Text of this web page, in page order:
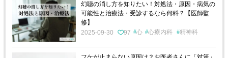
幻聴の消し方を知りたい！対処法・原因・病気の
可能性と治療法・受診するなら何科？【医師監
修】
2025-09-30
97 心 心療内科 精神科